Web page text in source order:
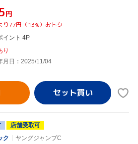
円
り77円（13%）おトク
イント 4P
り
月日：2025/11/04
店舗受取可
ク
ヤングジャンプC